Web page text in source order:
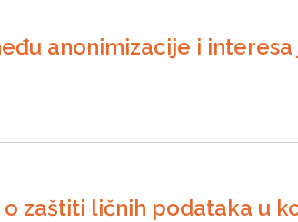
anonimizacije i
zaštiti ličnih podataka u